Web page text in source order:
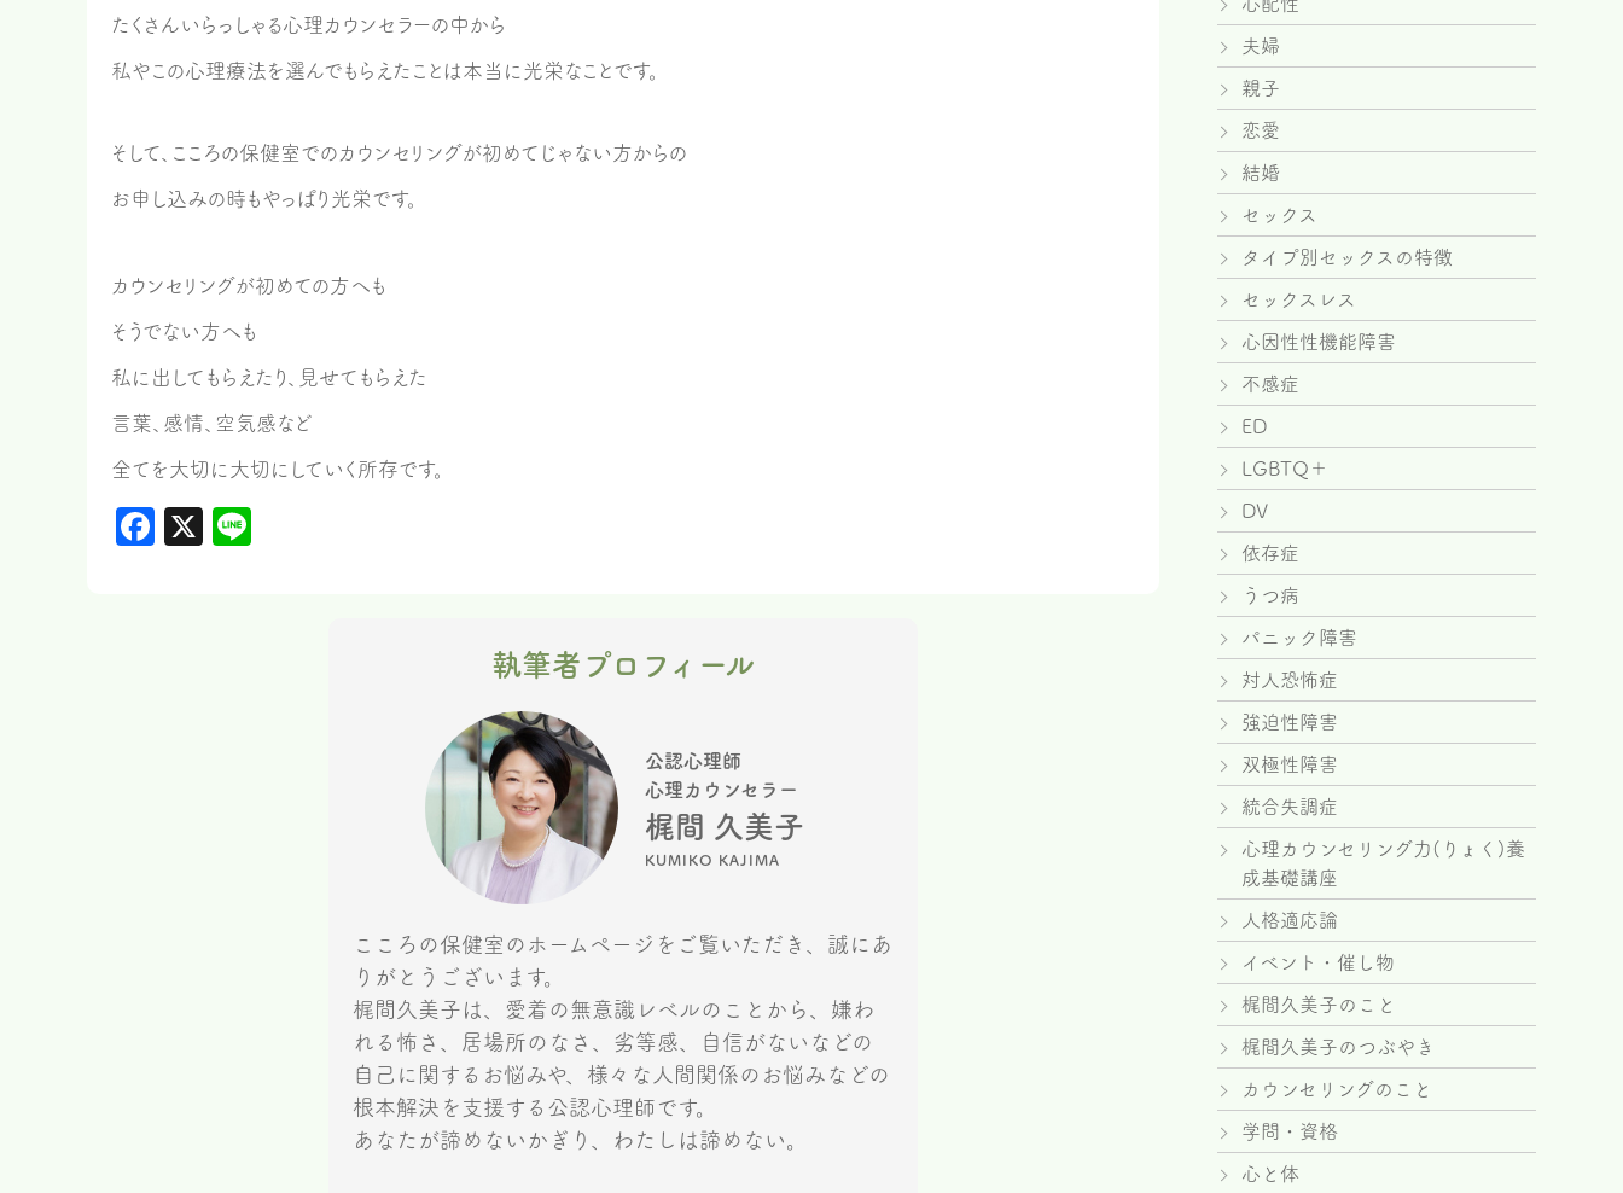
たくさんいらっしゃる心理カウンセラーの中から
私やこの心理療法を選んでもらえたことは本当に光栄なことです。
そして、こころの保健室でのカウンセリングが初めてじゃない方からの
お申し込みの時もやっぱり光栄です。
カウンセリングが初めての方へも
そうでない方へも
私に出してもらえたり、見せてもらえた
言葉、感情、空気感など
全てを大切に大切にしていく所存です。
Facebook
X
執筆者プロフィール
公認心理師
心理カウンセラー
梶間 久美子
KUMIKO KAJIMA
こころの保健室のホームページをご覧いただき、誠にあ
りがとうございます。
梶間久美子は、愛着の無意識レベルのことから、嫌わ
れる怖さ、居場所のなさ、劣等感、自信がないなどの
自己に関するお悩みや、様々な人間関係のお悩みなどの
根本解決を支援する公認心理師です。
あなたが諦めないかぎり、わたしは諦めない。
夫婦
親子
恋愛
結婚
セックス
タイプ別セックスの特徴
セックスレス
心因性性機能障害
不感症
ED
LGBTQ＋
DV
依存症
うつ病
パニック障害
対人恐怖症
強迫性障害
双極性障害
統合失調症
心理カウンセリング力(りょく)養
成基礎講座
人格適応論
イベント・催し物
梶間久美子のこと
梶間久美子のつぶやき
カウンセリングのこと
学問・資格
心と体